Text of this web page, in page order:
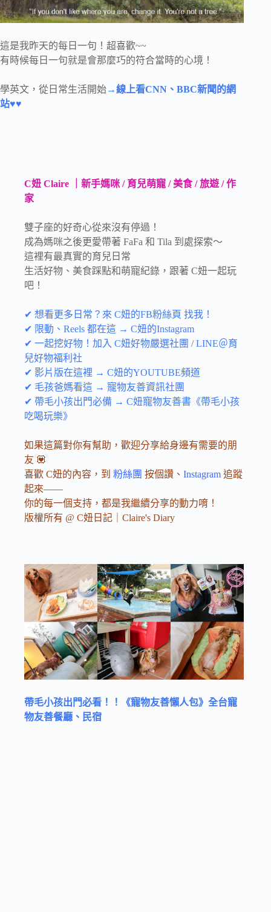
這是我昨天的每日一句！超喜歡~~
有時候每日一句就是會那麼巧的符合當時的心境！
學英文，從日常生活開始→線上看CNN、BBC新聞的網
站♥♥
C妞 Claire ｜新手媽咪 / 育兒萌寵 / 美食 / 旅遊 / 作
家
雙子座的好奇心從來沒有停過！
成為媽咪之後更愛帶著 FaFa 和 Tila 到處探索～
這裡有最真實的育兒日常
生活好物、美食踩點和萌寵紀錄，跟著 C妞一起玩
吧！
✔ 想看更多日常？來 C妞的FB粉絲頁 找我！
✔ 限動、Reels 都在這 → C妞的Instagram
✔ 一起挖好物！加入 C妞好物嚴選社團 /LINE＠育
兒好物福利社
✔ 影片版在這裡 → C妞的YOUTUBE頻道
✔ 毛孩爸媽看這 → 寵物友善資訊社團
✔ 帶毛小孩出門必備 → C妞寵物友善書《帶毛小孩
吃喝玩樂》
如果這篇對你有幫助，歡迎分享給身邊有需要的朋
友 💟
喜歡 C妞的內容，到 粉絲團 按個讚、 Instagram 追蹤
起來——
你的每一個支持，都是我繼續分享的動力唷！
版權所有 @ C妞日記｜Claire's Diary
帶毛小孩出門必看！！《寵物友善懶人包》全台寵
物友善餐廳、民宿